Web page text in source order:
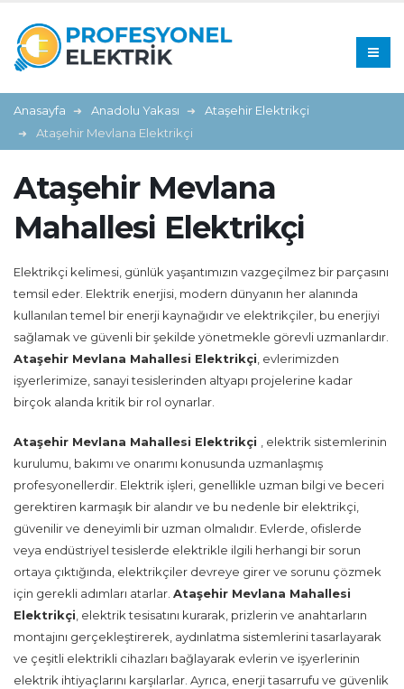
Anasayfa Anadolu Yakası
Ataşehir Elektrikçi
Ataşehir Mevlana Elektrikçi
Ataşehir Mevlana
Mahallesi Elektrikçi
Elektrikçi kelimesi, günlük yaşantımızın vazgeçilmez bir parçasını
temsil eder. Elektrik enerjisi, modern dünyanın her alanında
kullanılan temel bir enerji kaynağıdır ve elektrikçiler, bu enerjiyi
sağlamak ve güvenli bir şekilde yönetmekle görevli uzmanlardır.
Ataşehir Mevlana Mahallesi Elektrikçi , evlerimizden
işyerlerimize, sanayi tesislerinden altyapı projelerine kadar
birçok alanda kritik bir rol oynarlar.
Ataşehir Mevlana Mahallesi Elektrikçi
, elektrik sistemlerinin
kurulumu, bakımı ve onarımı konusunda uzmanlaşmış
profesyonellerdir. Elektrik işleri, genellikle uzman bilgi ve beceri
gerektiren karmaşık bir alandır ve bu nedenle bir elektrikçi,
güvenilir ve deneyimli bir uzman olmalıdır. Evlerde, ofislerde
veya endüstriyel tesislerde elektrikle ilgili herhangi bir sorun
ortaya çıktığında, elektrikçiler devreye girer ve sorunu çözmek
için gerekli adımları atarlar. Ataşehir Mevlana Mahallesi
Elektrikçi , elektrik tesisatını kurarak, prizlerin ve anahtarların
montajını gerçekleştirerek, aydınlatma sistemlerini tasarlayarak
ve çeşitli elektrikli cihazları bağlayarak evlerin ve işyerlerinin
elektrik ihtiyaçlarını karşılarlar. Ayrıca, enerji tasarrufu ve güvenlik